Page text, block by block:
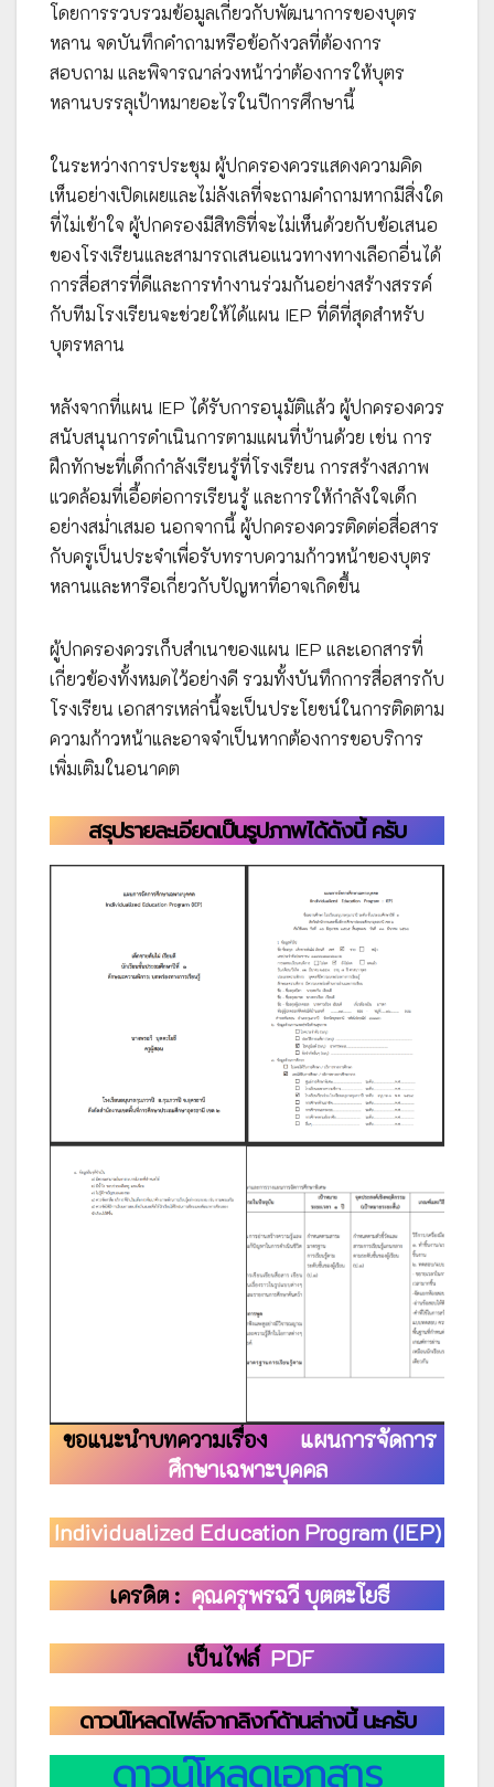
โดยการรวบรวมข้อมูลเกี่ยวกับพัฒนาการของบุตร
หลาน จดบันทึกคำถามหรือข้อกังวลที่ต้องการ
สอบถาม และพิจารณาล่วงหน้าว่าต้องการให้บุตร
หลานบรรลุเป้าหมายอะไรในปีการศึกษานี้
ในระหว่างการประชุม ผู้ปกครองควรแสดงความคิด
เห็นอย่างเปิดเผยและไม่ลังเลที่จะถามคำถามหากมีสิ่งใด
ที่ไม่เข้าใจ ผู้ปกครองมีสิทธิที่จะไม่เห็นด้วยกับข้อเสนอ
ของโรงเรียนและสามารถเสนอแนวทางทางเลือกอื่นได้
การสื่อสารที่ดีและการทำงานร่วมกันอย่างสร้างสรรค์
กับทีมโรงเรียนจะช่วยให้ได้แผน IEP ที่ดีที่สุดสำหรับ
บุตรหลาน
หลังจากที่แผน IEP ได้รับการอนุมัติแล้ว ผู้ปกครองควร
สนับสนุนการดำเนินการตามแผนที่บ้านด้วย เช่น การ
ฝึกทักษะที่เด็กกำลังเรียนรู้ที่โรงเรียน การสร้างสภาพ
แวดล้อมที่เอื้อต่อการเรียนรู้ และการให้กำลังใจเด็ก
อย่างสม่ำเสมอ นอกจากนี้ ผู้ปกครองควรติดต่อสื่อสาร
กับครูเป็นประจำเพื่อรับทราบความก้าวหน้าของบุตร
หลานและหารือเกี่ยวกับปัญหาที่อาจเกิดขึ้น
ผู้ปกครองควรเก็บสำเนาของแผน IEP และเอกสารที่
เกี่ยวข้องทั้งหมดไว้อย่างดี รวมทั้งบันทึกการสื่อสารกับ
โรงเรียน เอกสารเหล่านี้จะเป็นประโยชน์ในการติดตาม
ความก้าวหน้าและอาจจำเป็นหากต้องการขอบริการ
เพิ่มเติมในอนาคต
สรุปรายละเอียดเป็นรูปภาพได้ดังนี้ ครับ
ขอแนะนำบทความเรื่อง
แผนการจัดการ
ศึกษาเฉพาะบุคคล
Individualized Education Program (IEP)
เครดิต : คุณครูพรฉวี บุตตะโยธี
เป็นไฟล์ PDF
ดาวน์โหลดไฟล์จากลิงก์ด้านล่างนี้ นะครับ
ดาวน์โหลดเอกสาร